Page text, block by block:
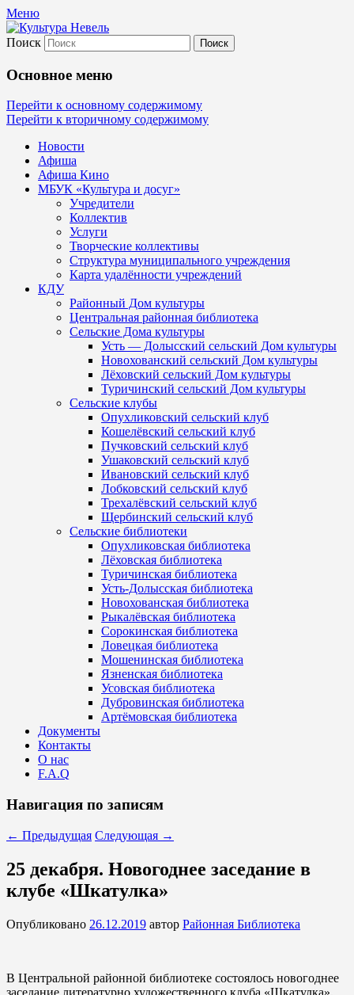
Меню
Культура Невель
МБУК Невельского района "Культура
и досуг"
Поиск
Основное меню
Перейти к основному содержимому
Перейти к вторичному содержимому
Новости
Афиша
Афиша Кино
МБУК «Культура и досуг»
Учредители
Коллектив
Услуги
Творческие коллективы
Структура муниципального учреждения
Карта удалённости учреждений
КДУ
Районный Дом культуры
Центральная районная библиотека
Сельские Дома культуры
Усть — Долысский сельский Дом культуры
Новохованский сельский Дом культуры
Лёховский сельский Дом культуры
Туричинский сельский Дом культуры
Сельские клубы
Опухликовский сельский клуб
Кошелёвский сельский клуб
Пучковский сельский клуб
Ушаковский сельский клуб
Ивановский сельский клуб
Лобковский сельский клуб
Трехалёвский сельский клуб
Щербинский сельский клуб
Сельские библиотеки
Опухликовская библиотека
Лёховская библиотека
Туричинская библиотека
Усть-Долысская библиотека
Новохованская библиотека
Рыкалёвская библиотека
Сорокинская библиотека
Ловецкая библиотека
Мошенинская библиотека
Язненская библиотека
Усовская библиотека
Дубровинская библиотека
Артёмовская библиотека
Документы
Контакты
О нас
F.A.Q
Навигация по записям
← Предыдущая Следующая →
25 декабря. Новогоднее заседание в
клубе «Шкатулка»
Опубликовано 26.12.2019 автор Районная Библиотека
В Центральной районной библиотеке состоялось новогоднее
заседание литературно художественного клуба «Шкатулка».